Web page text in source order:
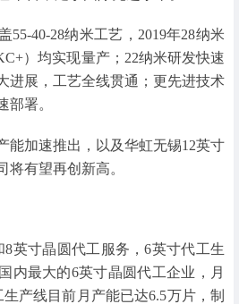
55-40-28纳米工艺，2019年28纳米
）均实现量产；22纳米研发快速
进展，工艺全线贯通；更先进技术
部署。
能加速推出，以及华虹无锡12英寸
将有望再创新高。
英寸晶圆代工服务，6英寸代工生
内最大的6英寸晶圆代工企业，月
产线目前月产能已达6.5万片，制